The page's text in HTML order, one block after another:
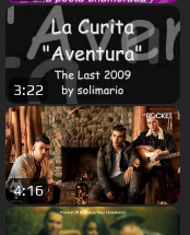
3:22
4:16